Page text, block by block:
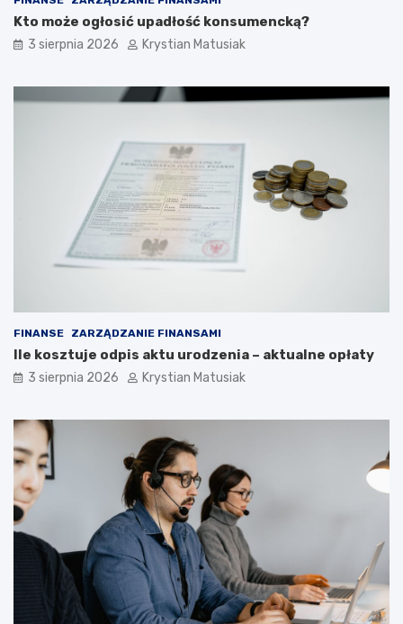
Kto może ogłosić upadłość konsumencką?
3 sierpnia 2026 Krystian Matusiak
FINANSE ZARZĄDZANIE FINANSAMI
Ile kosztuje odpis aktu urodzenia – aktualne opłaty
3 sierpnia 2026 Krystian Matusiak